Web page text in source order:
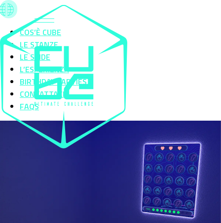
COS’È CUBE
LE STANZE
LE SFIDE
L’ESPERIENZA
BIRTHDAY PARTIES
CONTATTACI
FAQS